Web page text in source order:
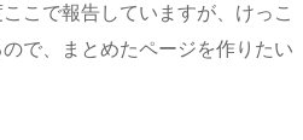
こで報告していますが、けっこ
で、まとめたページを作りたい